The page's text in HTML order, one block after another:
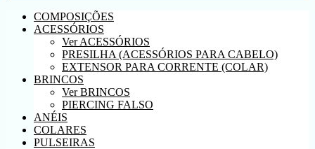
COMPOSIÇÕES
ACESSÓRIOS
Ver ACESSÓRIOS
PRESILHA (ACESSÓRIOS PARA CABELO)
EXTENSOR PARA CORRENTE (COLAR)
BRINCOS
Ver BRINCOS
PIERCING FALSO
ANÉIS
COLARES
PULSEIRAS